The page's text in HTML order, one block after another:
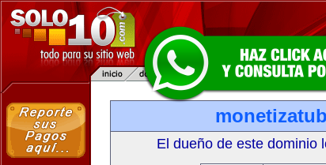
El dueño de este dominio